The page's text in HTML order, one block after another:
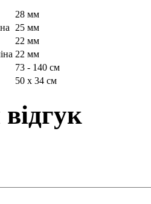
28 мм
25 мм
22 мм
22 мм
73 - 140 см
50 x 34 см